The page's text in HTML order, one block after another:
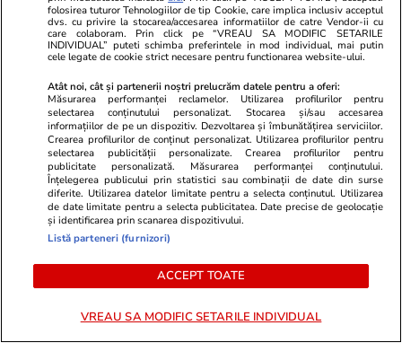
Lifestyle
Piesa unui avion pilotat de cel mai
mare pilot de vânătoare american
din Al Doilea Război Mondial,
Apa
puțin decât
descoperit
folosirea tuturor Tehnologiilor de tip Cookie, care implica inclusiv acceptul
dvs. cu privire la stocarea/accesarea informatiilor de catre Vendor-ii cu
care colaboram. Prin click pe “VREAU SA MODIFIC SETARILE
INDIVIDUAL” puteti schimba preferintele in mod individual, mai putin
cele legate de cookie strict necesare pentru functionarea website-ului.
Atât noi, cât și partenerii noștri prelucrăm datele pentru a oferi:
Măsurarea performanței reclamelor. Utilizarea profilurilor pentru
selectarea conținutului personalizat. Stocarea și/sau accesarea
informațiilor de pe un dispozitiv. Dezvoltarea și îmbunătățirea serviciilor.
Crearea profilurilor de conținut personalizat. Utilizarea profilurilor pentru
selectarea publicității personalizate. Crearea profilurilor pentru
publicitate personalizată. Măsurarea performanței conținutului.
Înțelegerea publicului prin statistici sau combinații de date din surse
diferite. Utilizarea datelor limitate pentru a selecta conținutul. Utilizarea
de date limitate pentru a selecta publicitatea. Date precise de geolocație
și identificarea prin scanarea dispozitivului.
Listă parteneri (furnizori)
ACCEPT TOATE
VREAU SA MODIFIC SETARILE INDIVIDUAL